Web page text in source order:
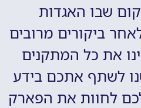
שבו האגדות
ביקורים מרובים
את כל המתקנים
לשתף אתכם בידע
לחוות את הפארק